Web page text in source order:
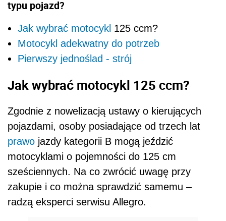
typu pojazd?
Jak wybrać motocykl 125 ccm?
Motocykl adekwatny do potrzeb
Pierwszy jednoślad - strój
Jak wybrać motocykl 125 ccm?
Zgodnie z nowelizacją ustawy o kierujących
pojazdami, osoby posiadające od trzech lat
prawo jazdy kategorii B mogą jeździć
motocyklami o pojemności do 125 cm
sześciennych. Na co zwrócić uwagę przy
zakupie i co można sprawdzić samemu –
radzą eksperci serwisu Allegro.